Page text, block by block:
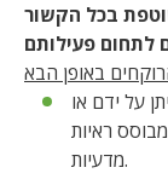
בכל הקשור
על ידם או
ראיות
מדעיות.